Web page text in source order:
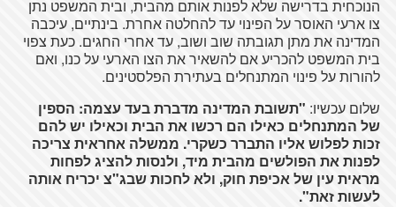
הנוכחית בדרישה שלא לפנות אותם מהבית, ובית המשפט נתן
צו ארעי האוסר על הפינוי עד להחלטה אחרת. בינתיים, עיכבה
המדינה את מתן תגובתה שוב ושוב, עד אחרי החגים. כעת צפוי
בית המשפט להכריע אם להשאיר את הצו הארעי על כנו, ואם
להורות על פינוי המתנחלים בעתירת הפלסטינים.
שלום עכשיו: "תשובת המדינה מדברת בעד עצמה: הספין
של המתנחלים כאילו הם רכשו את הבית וכאילו יש להם
זכות לפלוש אליו התברר כשקרי. ממשלה אחראית צריכה
לפנות את הפולשים מהבית מיד, ולנסות להציג לפחות
מראית עין של אכיפת חוק, ולא לחכות שבג"צ יכריח אותה
לעשות זאת".